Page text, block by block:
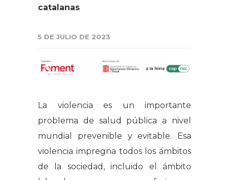
catalanas
5 DE JULIO DE 2023
La violencia es un importante
problema de salud pública a nivel
mundial prevenible y evitable. Esa
violencia impregna todos los ámbitos
de la sociedad, incluido el ámbito